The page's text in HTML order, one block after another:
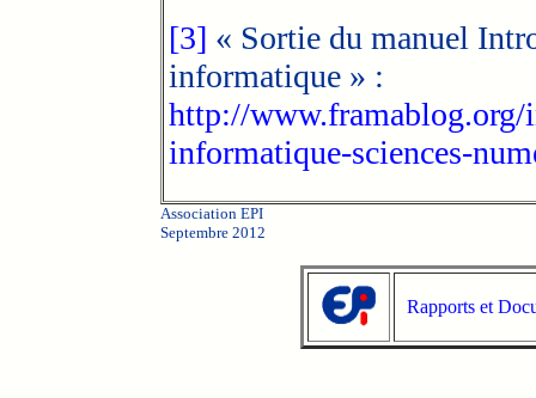
[3] « Sortie du manuel
informatique » :
http://www.framablog.org/
informatique-sciences-
Association EPI
Septembre 2012
Rapports et